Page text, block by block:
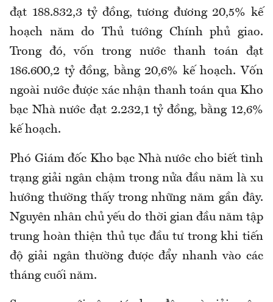
đạt 188.832,3 tỷ đồng, tương đương 20,5% kế
hoạch năm do Thủ tướng Chính phủ giao.
Trong đó, vốn trong nước thanh toán đạt
186.600,2 tỷ đồng, bằng 20,6% kế hoạch. Vốn
ngoài nước được xác nhận thanh toán qua Kho
bạc Nhà nước đạt 2.232,1 tỷ đồng, bằng 12,6%
kế hoạch.
Phó Giám đốc Kho bạc Nhà nước cho biết tình
trạng giải ngân chậm trong nửa đầu năm là xu
hướng thường thấy trong những năm gần đây.
Nguyên nhân chủ yếu do thời gian đầu năm tập
trung hoàn thiện thủ tục đầu tư trong khi tiến
độ giải ngân thường được đẩy nhanh vào các
tháng cuối năm.